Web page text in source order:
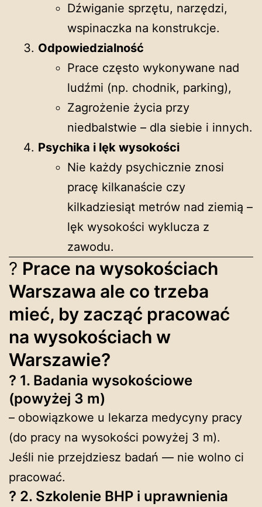
Dźwiganie sprzętu, narzędzi,
wspinaczka na konstrukcje.
Odpowiedzialność
Prace często wykonywane nad
ludźmi (np. chodnik, parking),
Zagrożenie życia przy
niedbalstwie – dla siebie i innych.
Psychika i lęk wysokości
Nie każdy psychicznie znosi
pracę kilkanaście czy
kilkadziesiąt metrów nad ziemią –
lęk wysokości wyklucza z
zawodu.
? Prace na wysokościach
Warszawa ale co trzeba
mieć, by zacząć pracować
na wysokościach w
Warszawie?
? 1. Badania wysokościowe
(powyżej 3 m)
– obowiązkowe u lekarza medycyny pracy
(do pracy na wysokości powyżej 3 m).
Jeśli nie przejdziesz badań — nie wolno ci
pracować.
? 2. Szkolenie BHP i uprawnienia